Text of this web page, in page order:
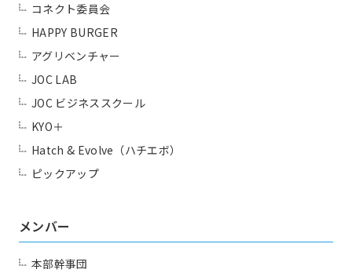
コネクト委員会
HAPPY BURGER
アグリベンチャー
JOC LAB
JOC ビジネススクール
KYO＋
Hatch & Evolve（ハチエボ）
ピックアップ
メンバー
本部幹事団